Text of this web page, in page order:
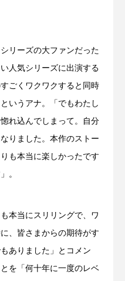
リーズの大ファンだった
人気シリーズに出演する
ごくワクワクすると同時
いうアナ。「でもわたし
れ込んでしまって。自分
りました。本作のストー
も本当に楽しかったです
。
本当にスリリングで、ワ
、皆さまからの期待がす
ありました」とコメン
を「何十年に一度のレベ